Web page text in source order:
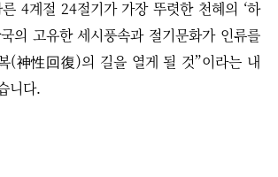
4계절 24절기가 가장 뚜렷한 천혜의 ‘하
의 고유한 세시풍속과 절기문화가 인류를
(神性回復)의 길을 열게 될 것”이라는 내
니다.